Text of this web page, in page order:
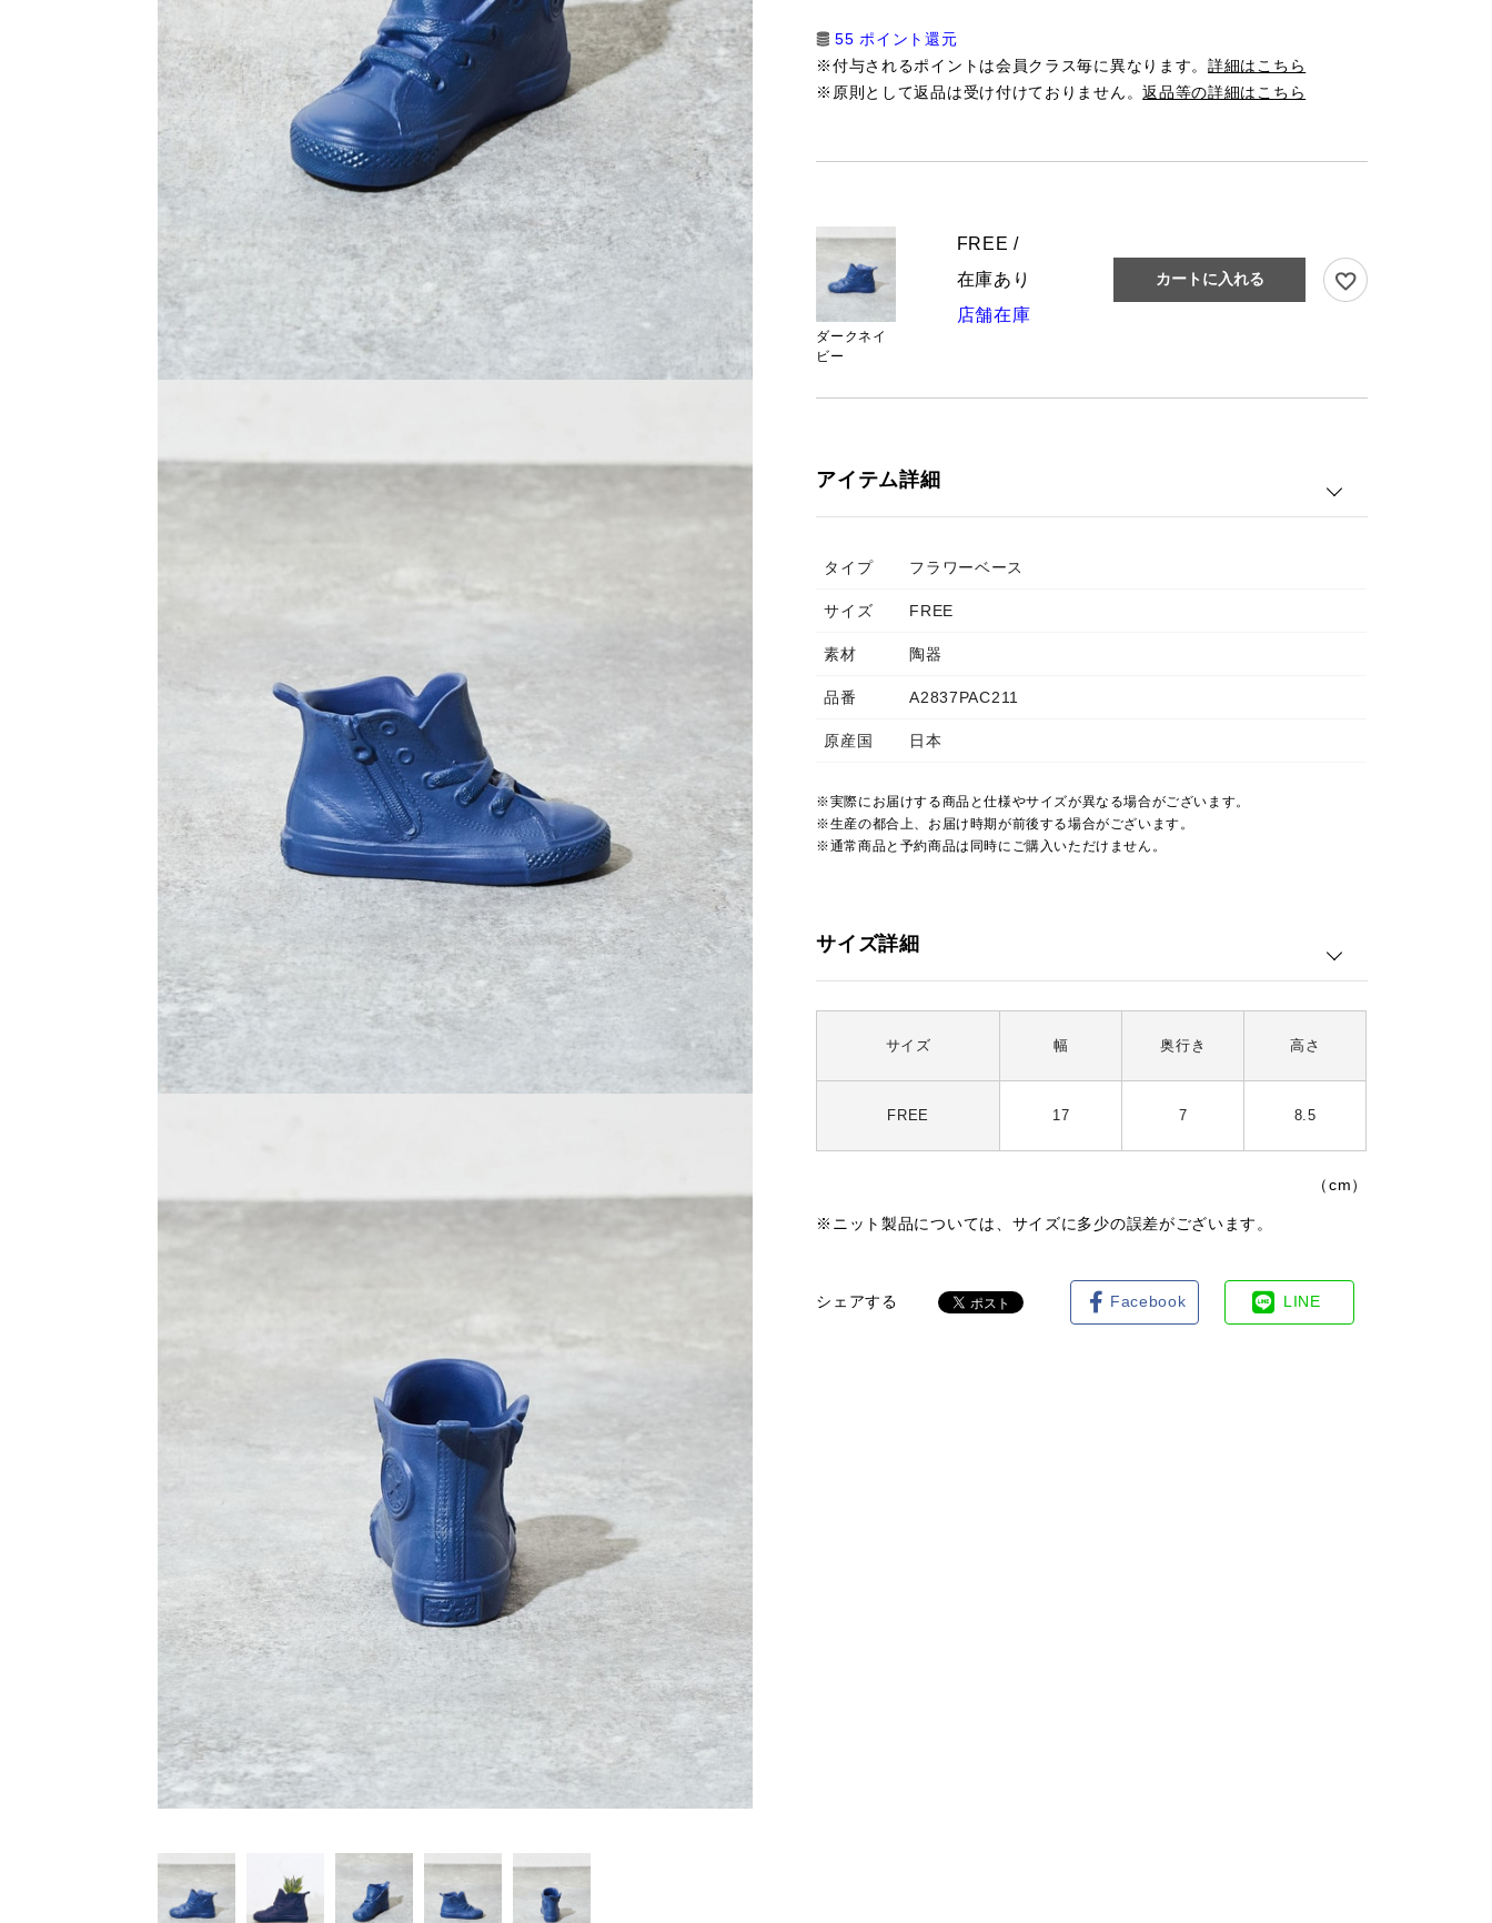
55 ポイント還元
※付与されるポイントは会員クラス毎に異なります。詳細はこちら
※原則として返品は受け付けておりません。返品等の詳細はこちら
ダークネイ
ビー
FREE /
在庫あり
店舗在庫
カートに入れる
アイテム詳細
タイプ フラワーベース
サイズ FREE
素材 陶器
品番 A2837PAC211
原産国 日本
※実際にお届けする商品と仕様やサイズが異なる場合がございます。
※生産の都合上、お届け時期が前後する場合がございます。
※通常商品と予約商品は同時にご購入いただけません。
サイズ詳細
サイズ 幅 奥行き 高さ
FREE 17 7 8.5
（cm）
※ニット製品については、サイズに多少の誤差がございます。
シェアする Facebook LINE